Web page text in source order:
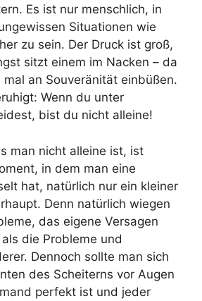
Es ist nur menschlich, in
Situationen wie
zu sein. Der Druck ist groß,
sitzt einem im Nacken – da
mal an Souveränität einbüßen.
Wenn du unter
bist du nicht alleine!
man nicht alleine ist, ist
in dem man eine
hat, natürlich nur ein kleiner
Denn natürlich wiegen
das eigene Versagen
die Probleme und
Dennoch sollte man sich
des Scheiterns vor Augen
perfekt ist und jeder